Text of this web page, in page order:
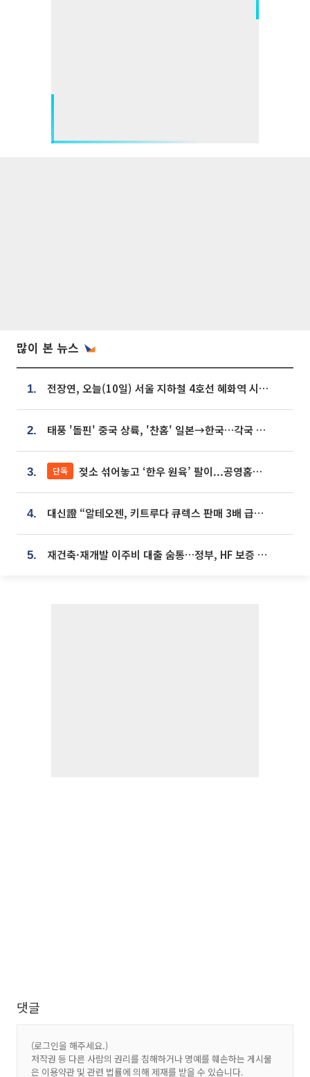
많이 본 뉴스
1. 전장연, 오늘(10일) 서울 지하철 4호선 혜화역 시위…1호선 용산역 무정차
2. 태풍 '돌핀' 중국 상륙, '찬홈' 일본→한국…각국 기상청 예상 경로는?
3. 단독 젖소 섞어놓고 ‘한우 원육’ 팔이...공영홈쇼핑 표기·검증 구멍
4. 대신證 “알테오젠, 키트루다 큐렉스 판매 3배 급증…목표가 41만원 상향”
5. 재건축·재개발 이주비 대출 숨통…정부, HF 보증 신설 추진
댓글